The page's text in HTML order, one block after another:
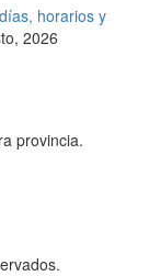
horarios y
2026
provincia.